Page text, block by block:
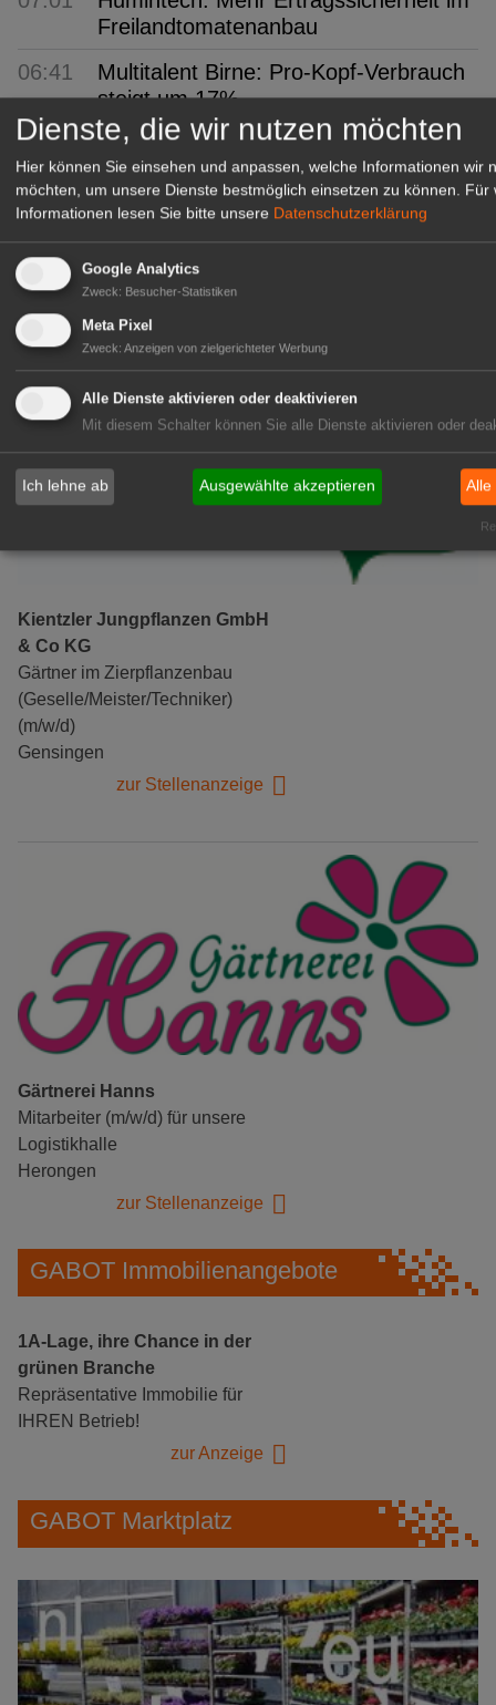
Freilandtomatenanbau
06:41
Multitalent Birne: Pro-Kopf-Verbrauch
steigt um 17%
06:09
KI: Intelligent, aber blind für
Geschäftsprozesse
05:46
Zwetschgen: Das blaue Wunder
05:06
ifo: Unternehmen bauen weniger
Stellen ab
GABOT Top-Jobs
Kientzler Jungpflanzen GmbH
& Co KG
Gärtner im Zierpflanzenbau
(Geselle/Meister/Techniker)
(m/w/d)
Gensingen
zur Stellenanzeige
Gärtnerei Hanns
Mitarbeiter (m/w/d) für unsere
Logistikhalle
Herongen
zur Stellenanzeige
GABOT Immobilienangebote
1A-Lage, ihre Chance in der
grünen Branche
Repräsentative Immobilie für
IHREN Betrieb!
zur Anzeige
GABOT Marktplatz
Dienste, die wir nutzen möchten
Hier können Sie einsehen und anpassen, welche Informationen wir
möchten, um unsere Dienste bestmöglich einsetzen zu können. Für
Informationen lesen Sie bitte unsere Datenschutzerklärung
Google Analytics
Zweck: Besucher-Statistiken
Meta Pixel
Zweck: Anzeigen von zielgerichteter Werbung
Alle Dienste aktivieren oder deaktivieren
Mit diesem Schalter können Sie alle Dienste aktivieren oder
Ich lehne ab Ausgewählte akzeptieren Alle